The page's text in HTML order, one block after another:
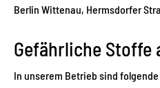
Berlin Wittenau, Hermsdorfer
Gefährliche Stoffe
In unserem Betrieb sind